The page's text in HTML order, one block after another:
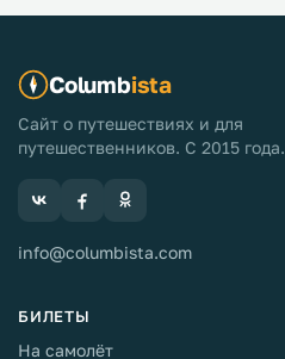
Columbista
Сайт о путешествиях и для
путешественников. С 2015 года.
info@columbista.com
БИЛЕТЫ
На самолёт